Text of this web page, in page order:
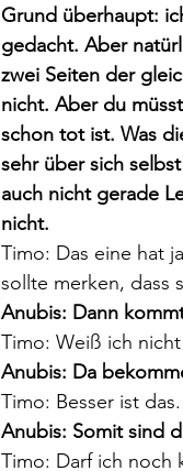
Grund überhaupt:
gedacht. Aber
zwei Seiten der
nicht. Aber du
schon tot ist. Was
sehr über sich
auch nicht gerade
nicht.
Timo: Das eine hat
sollte merken, dass
Anubis: Dann
Timo: Weiß ich
Anubis: Da
Timo: Besser ist das.
Anubis: Somit sind
Timo: Darf ich noch